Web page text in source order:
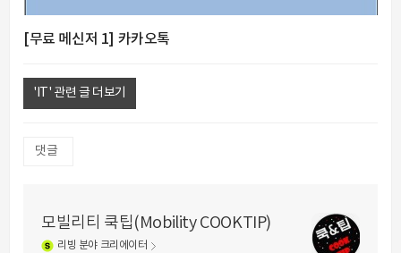
[무료 메신저 1] 카카오톡
'IT' 관련 글 더보기
댓글
모빌리티 쿡팁(Mobility COOKTIP)
리빙 분야 크리에이터